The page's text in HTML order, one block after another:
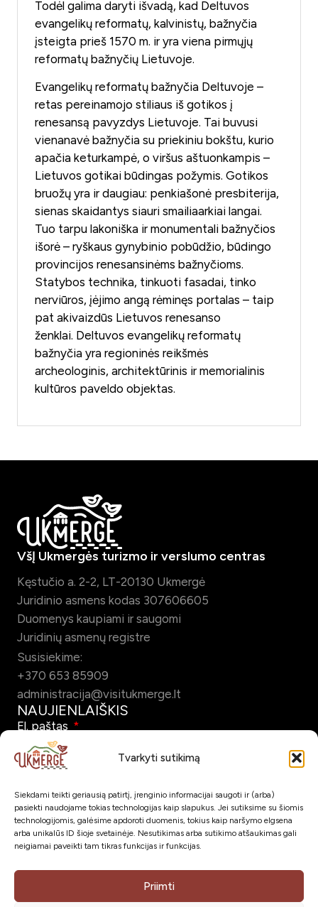
Tvarkyti sutikimą
Siekdami teikti geriausią patirtį, įrenginio informacijai saugoti ir (arba)
pasiekti naudojame tokias technologijas kaip slapukus. Jei sutiksime su šiomis
technologijomis, galėsime apdoroti duomenis, tokius kaip naršymo elgsena
arba unikalūs ID šioje svetainėje. Nesutikimas arba sutikimo atšaukimas gali
neigiamai paveikti tam tikras funkcijas ir funkcijas.
Priimti
Todėl galima daryti išvadą, kad Deltuvos
evangelikų reformatų, kalvinistų, bažnyčia
įsteigta prieš 1570 m. ir yra viena pirmųjų
reformatų bažnyčių Lietuvoje.
Evangelikų reformatų bažnyčia Deltuvoje –
retas pereinamojo stiliaus iš gotikos į
renesansą pavyzdys Lietuvoje. Tai buvusi
vienanavė bažnyčia su priekiniu bokštu, kurio
apačia keturkampė, o viršus aštuonkampis –
Lietuvos gotikai būdingas požymis. Gotikos
bruožų yra ir daugiau: penkiašonė presbiterija,
sienas skaidantys siauri smailiaarkiai langai.
Tuo tarpu lakoniška ir monumentali bažnyčios
išorė – ryškaus gynybinio pobūdžio, būdingo
provincijos renesansinėms bažnyčioms.
Statybos technika, tinkuoti fasadai, tinko
nerviūros, įėjimo angą rėminęs portalas – taip
pat akivaizdūs Lietuvos renesanso
ženklai. Deltuvos evangelikų reformatų
bažnyčia yra regioninės reikšmės
archeologinis, architektūrinis ir memorialinis
kultūros paveldo objektas.
VšĮ Ukmergės turizmo ir verslumo centras
Kęstučio a. 2-2, LT-20130 Ukmergė
Juridinio asmens kodas 307606605
Duomenys kaupiami ir saugomi
Juridinių asmenų registre
Susisiekime:
+370 653 85909
administracija@visitukmerge.lt
NAUJIENLAIŠKIS
El. paštas
Pažymėdamas šį laukelį patvirtinu, kad sutinku gauti Ukmergės
turizmo naujienlaiškį el. paštu.
Prenumeruoti
SOC. TINKLAI